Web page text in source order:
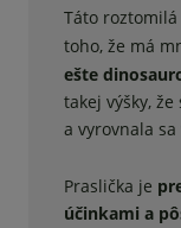
Táto
toho, že má
ešte
takej výšky,
a vyrovnala
Praslička je
účinkami a